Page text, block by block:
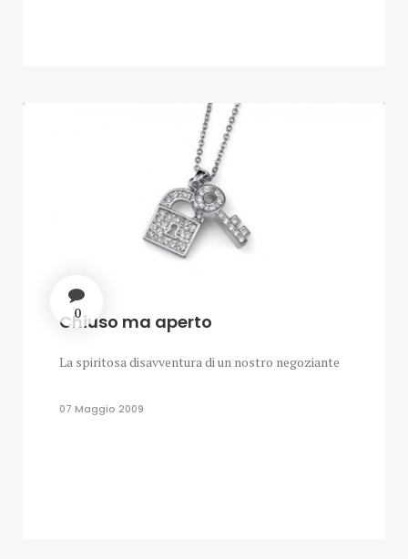
0
Chiuso ma aperto
La spiritosa disavventura di un nostro negoziante
07 Maggio 2009